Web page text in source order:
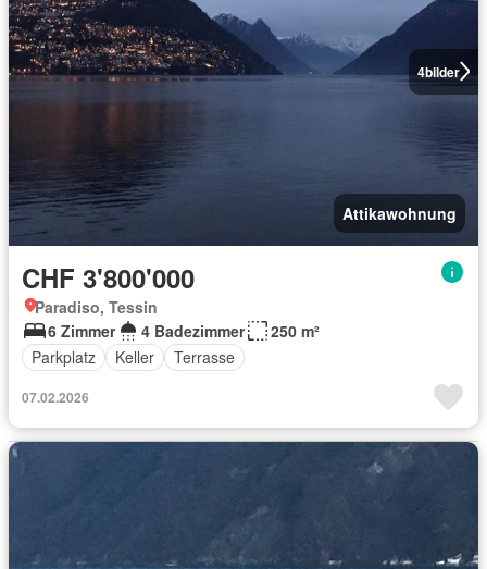
4bilder
Attikawohnung
CHF 3'800'000
Paradiso, Tessin
6 Zimmer
4 Badezimmer
250 m²
Parkplatz
Keller Terrasse
07.02.2026